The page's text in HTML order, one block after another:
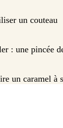
un couteau
: une pincée
un caramel à